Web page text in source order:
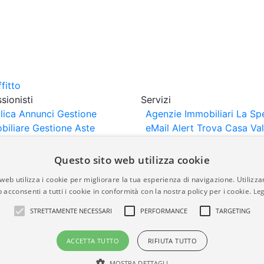
Annunci Gestione
Gestione Aste
Importazione
Servizi
Agenzie Immobiliari La
eMail Alert Trova Casa
italia.it vengono pubblicati da agenzie immobiliari e
della correttezza, della completezza, della
Questo sito web utilizza cookie
utilizza i cookie per migliorare la tua esperienza di navigazione.
acconsenti a tutti i cookie in conformità con la nostra policy per i cookie.
STRETTAMENTE NECESSARI PERFORMANCE TARGETING
ACCETTA TUTTO RIFIUTA TUTTO